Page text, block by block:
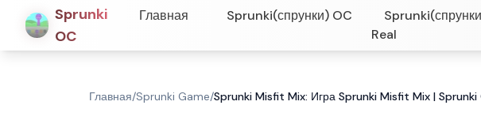
Sprunki
OC
Главная Sprunki(спрунки) OC
Real
Главная/Sprunki Game/Sprunki Misfit Mix: Игра Sprunki Misfit Mix | Sprunki